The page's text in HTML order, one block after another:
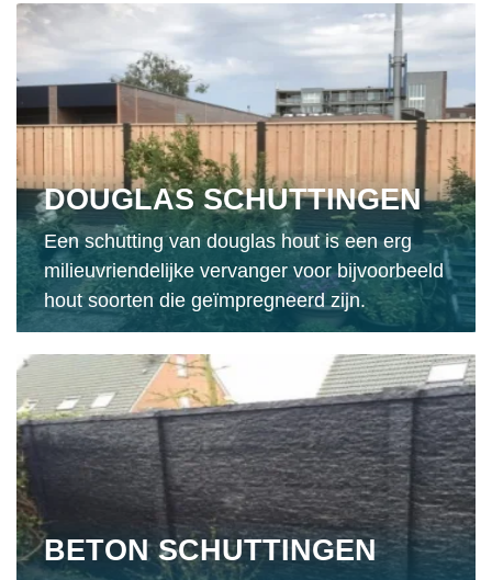
DOUGLAS SCHUTTINGEN
Een schutting van douglas hout is een erg
milieuvriendelijke vervanger voor bijvoorbeeld
hout soorten die geïmpregneerd zijn.
BETON SCHUTTINGEN